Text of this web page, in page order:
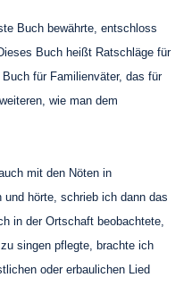
Buch bewährte, entschloss
Buch heißt Ratschläge für
Buch für Familienväter, das für
wie man dem
mit den Nöten in
und hörte, schrieb ich dann das
in der Ortschaft beobachtete,
singen pflegte, brachte ich
oder erbaulichen Lied